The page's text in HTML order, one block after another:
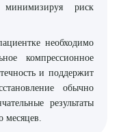
риск
необходимо
компрессионное
и поддержит
обычно
результаты
месяцев.